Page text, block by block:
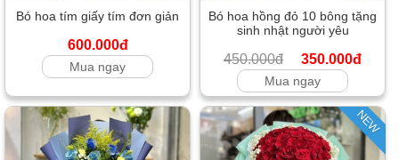
Bó hoa tím giấy tím đơn giản
600.000đ
Mua ngay
Bó hoa hồng đỏ 10 bông tặng
sinh nhật người yêu
450.000đ 350.000đ
Mua ngay
NEW